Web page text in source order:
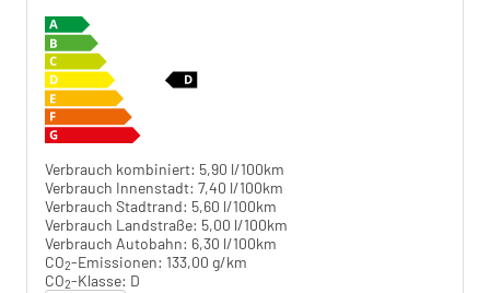
Verbrauch kombiniert: 5,90 l/100km
Verbrauch Innenstadt: 7,40 l/100km
Verbrauch Stadtrand: 5,60 l/100km
Verbrauch Landstraße: 5,00 l/100km
Verbrauch Autobahn: 6,30 l/100km
CO2-Emissionen: 133,00 g/km
CO2-Klasse: D